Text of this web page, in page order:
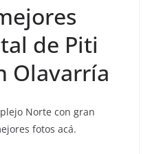
de Piti
Olavarría
Norte con gran
fotos acá.